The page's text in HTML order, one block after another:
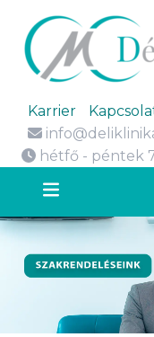
Karrier
hétfő - péntek